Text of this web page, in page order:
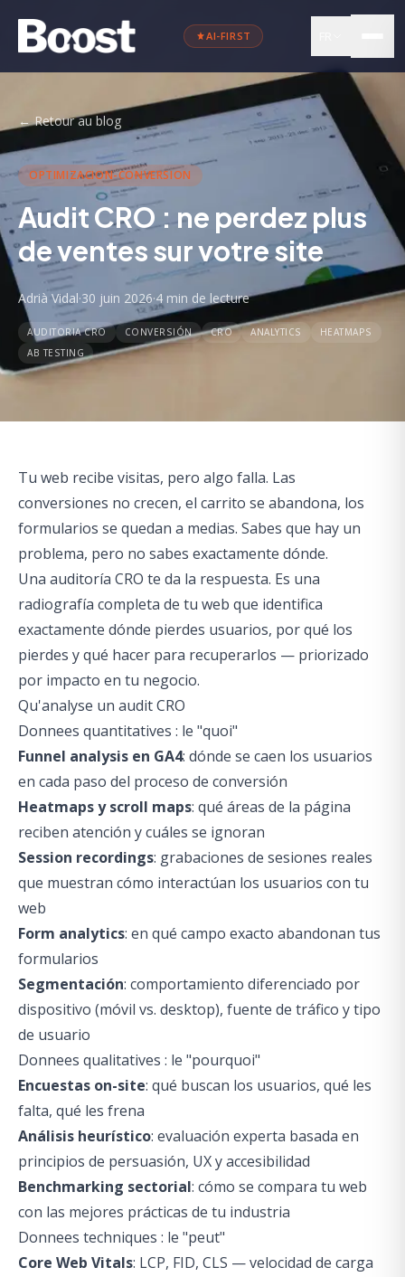
AI-FIRST
←Retour au blog
OPTIMIZACION-CONVERSION
Audit CRO : ne perdez plus
de ventes sur votre site
Adrià Vidal·30 juin 2026·4 min de lecture
AUDITORIA CRO CONVERSIÓN CRO ANALYTICS
HEATMAPS
AB TESTING
Tu web recibe visitas, pero algo falla. Las
conversiones no crecen, el carrito se abandona, los
formularios se quedan a medias. Sabes que hay un
problema, pero no sabes exactamente dónde.
Una auditoría CRO te da la respuesta. Es una
radiografía completa de tu web que identifica
exactamente dónde pierdes usuarios, por qué los
pierdes y qué hacer para recuperarlos — priorizado
por impacto en tu negocio.
Qu'analyse un audit CRO
Donnees quantitatives : le "quoi"
Funnel analysis en GA4: dónde se caen los usuarios
en cada paso del proceso de conversión
Heatmaps y scroll maps: qué áreas de la página
reciben atención y cuáles se ignoran
Session recordings: grabaciones de sesiones reales
que muestran cómo interactúan los usuarios con tu
web
Form analytics: en qué campo exacto abandonan tus
formularios
Segmentación: comportamiento diferenciado por
dispositivo (móvil vs. desktop), fuente de tráfico y tipo
de usuario
Donnees qualitatives : le "pourquoi"
Encuestas on-site: qué buscan los usuarios, qué les
falta, qué les frena
Análisis heurístico: evaluación experta basada en
principios de persuasión, UX y accesibilidad
Benchmarking sectorial: cómo se compara tu web
con las mejores prácticas de tu industria
Donnees techniques : le "peut"
Core Web Vitals: LCP, FID, CLS — velocidad de carga